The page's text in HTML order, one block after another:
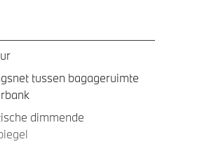
tussen bagageruimte
dimmende